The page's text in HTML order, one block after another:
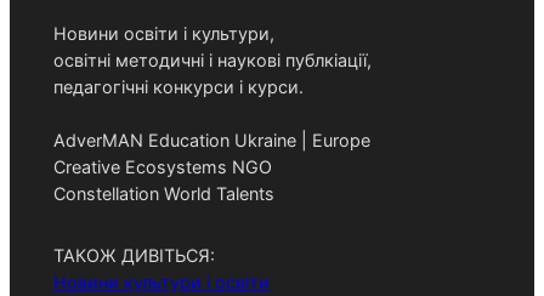
Новини освіти і культури,
освітні методичні і наукові публкіації,
педагогічні конкурси і курси.
AdverMAN Education Ukraine | Europe
Creative Ecosystems NGO
Constellation World Talents
ТАКОЖ ДИВІТЬСЯ:
Новини культури і освіти